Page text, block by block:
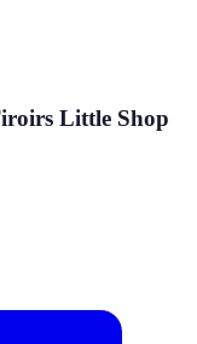
Little Shop